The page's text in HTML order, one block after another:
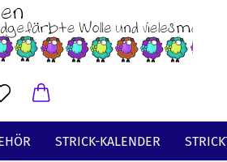
STRICK-KALENDER